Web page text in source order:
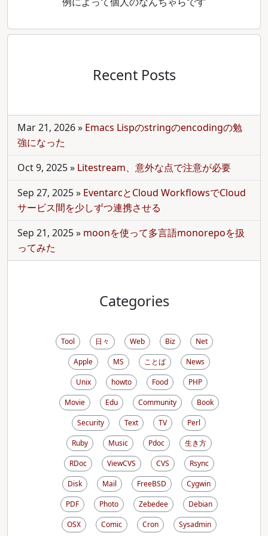
Recent Posts
Mar 21, 2026» Emacs Lispのstringのencodingの勉
強になった
Oct 9, 2025» Litestream、意外な点で注意が必要
Sep 27, 2025» EventarcとCloud WorkflowsでCloud
サービス間を少しずつ連携させる
Sep 21, 2025» moonを使って多言語monorepoを扱
ってみた
Categories
Tool 日々 Web Biz
Net
Apple
MS ことば
News
Unix
howto Food
PHP
Movie
Edu Community
Book
Security
Text TV
Perl
Ruby
Music Pdoc
生き方
RDoc
ViewCVS CVS
Rsync
Disk
Mail FreeBSD
Cygwin
PDF
Photo Zebedee
Debian
OSX
Comic Cron Sysadmin